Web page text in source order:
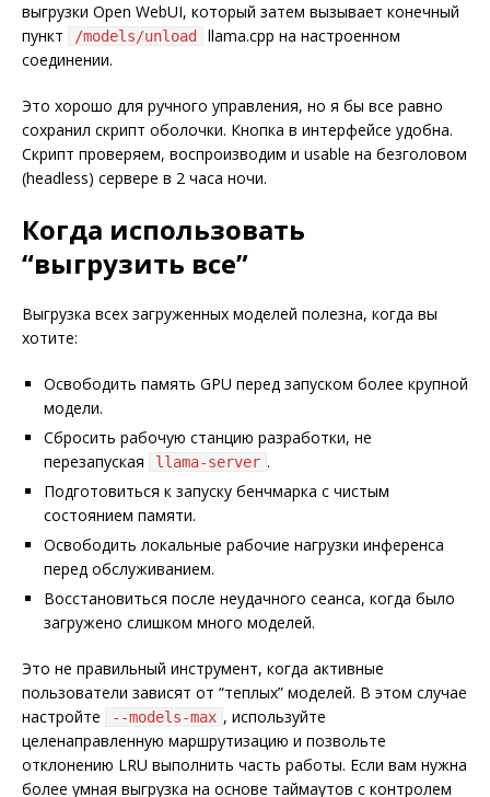
выгрузки Open WebUI, который затем вызывает конечный
пункт
/models/unload
llama.cpp на настроенном
соединении.
Это хорошо для ручного управления, но я бы все равно
сохранил скрипт оболочки. Кнопка в интерфейсе удобна.
Скрипт проверяем, воспроизводим и usable на безголовом
(headless) сервере в 2 часа ночи.
Когда использовать
“выгрузить все”
Выгрузка всех загруженных моделей полезна, когда вы
хотите:
Освободить память GPU перед запуском более крупной
модели.
Сбросить рабочую станцию разработки, не
перезапуская
llama-server .
Подготовиться к запуску бенчмарка с чистым
состоянием памяти.
Освободить локальные рабочие нагрузки инференса
перед обслуживанием.
Восстановиться после неудачного сеанса, когда было
загружено слишком много моделей.
Это не правильный инструмент, когда активные
пользователи зависят от “теплых” моделей. В этом случае
настройте
--models-max , используйте
целенаправленную маршрутизацию и позвольте
отклонению LRU выполнить часть работы. Если вам нужна
более умная выгрузка на основе таймаутов с контролем